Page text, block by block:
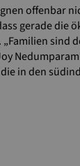
offenbar
gerade die
sind
in den